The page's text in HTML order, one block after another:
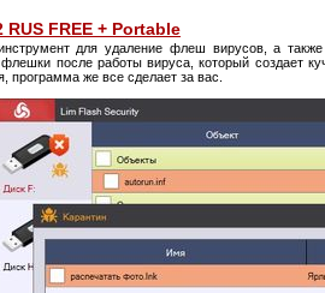
FREE + Portable
для удаление флеш вирусов, а
флешки после работы вируса, который
программа же все сделает за вас.